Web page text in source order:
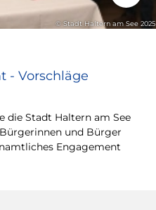
© Stadt Haltern am See 2025
- Vorschläge
die Stadt Haltern am See
und Bürger
Engagement